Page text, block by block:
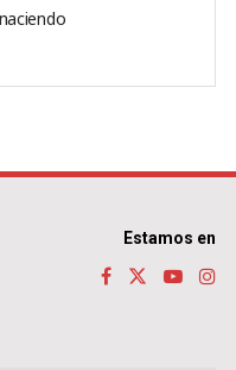
Estamos en